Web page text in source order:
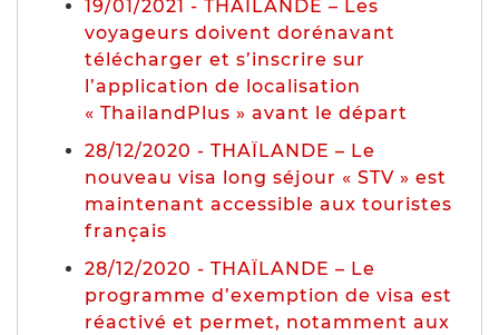
19/01/2021 - THAÏLANDE – Les
voyageurs doivent dorénavant
télécharger et s’inscrire sur
l’application de localisation
« ThailandPlus » avant le départ
28/12/2020 - THAÏLANDE – Le
nouveau visa long séjour « STV » est
maintenant accessible aux touristes
français
28/12/2020 - THAÏLANDE – Le
programme d’exemption de visa est
réactivé et permet, notamment aux